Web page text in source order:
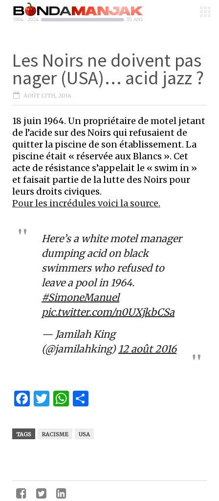
Les Noirs ne doivent pas
nager (USA)… acid jazz ?
AOÛT 12TH, 2016
18 juin 1964. Un propriétaire de motel jetant
de l’acide sur des Noirs qui refusaient de
quitter la piscine de son établissement. La
piscine était « réservée aux Blancs ». Cet
acte de résistance s’appelait le « swim in »
et faisait partie de la lutte des Noirs pour
leurs droits civiques.
Pour les incrédules voici la source.
Here’s a white motel manager
dumping acid on black
swimmers who refused to
leave a pool in 1964.
#SimoneManuel
pic.twitter.com/n0UXjkbCSa
— Jamilah King
(@jamilahking) 12 août 2016
Facebook
Twitter
WhatsApp
TAGS RACISME USA